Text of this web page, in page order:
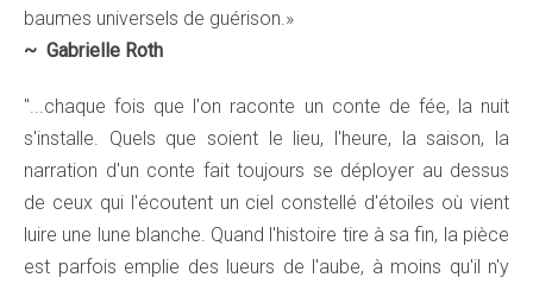
baumes universels de guérison.»
~ Gabrielle Roth
"...chaque fois que l'on raconte un conte de fée, la nuit
s'installe. Quels que soient le lieu, l'heure, la saison, la
narration d'un conte fait toujours se déployer au dessus
de ceux qui l'écoutent un ciel constellé d'étoiles où vient
luire une lune blanche. Quand l'histoire tire à sa fin, la pièce
est parfois emplie des lueurs de l'aube, à moins qu'il n'y